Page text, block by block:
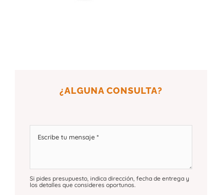
¿ALGUNA CONSULTA?
Si pides presupuesto, indica dirección, fecha de entrega y
los detalles que consideres oportunos.